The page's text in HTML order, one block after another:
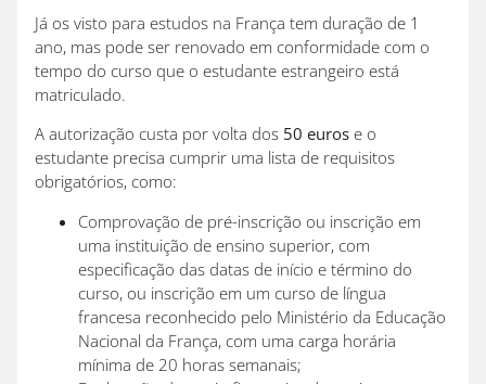
Já os visto para estudos na França tem duração de 1
ano, mas pode ser renovado em conformidade com o
tempo do curso que o estudante estrangeiro está
matriculado.
A autorização custa por volta dos 50 euros e o
estudante precisa cumprir uma lista de requisitos
obrigatórios, como:
Comprovação de pré-inscrição ou inscrição em
uma instituição de ensino superior, com
especificação das datas de início e término do
curso, ou inscrição em um curso de língua
francesa reconhecido pelo Ministério da Educação
Nacional da França, com uma carga horária
mínima de 20 horas semanais;